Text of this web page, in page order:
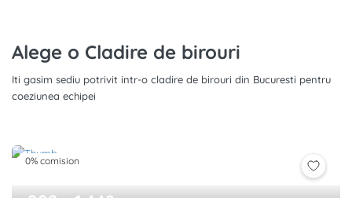
Alege o Cladire de birouri
Iti gasim sediu potrivit intr-o cladire de birouri din Bucuresti pentru
coeziunea echipei
0% comision